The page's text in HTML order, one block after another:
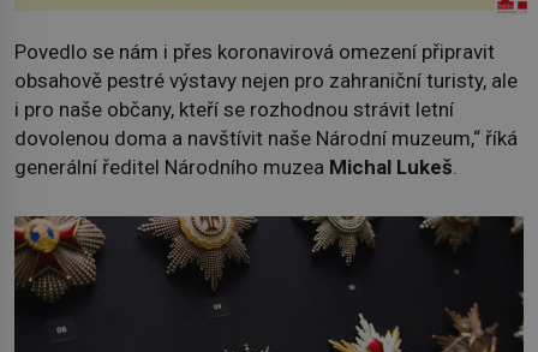
Povedlo se nám i přes koronavirová omezení připravit
obsahově pestré výstavy nejen pro zahraniční turisty, ale
i pro naše občany, kteří se rozhodnou strávit letní
dovolenou doma a navštívit naše Národní muzeum,“ říká
generální ředitel Národního muzea Michal Lukeš.